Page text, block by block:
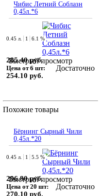
Чибис Летний Соблазн
0,45л.*6
Быстрый просмотр
0.45 л. 1 6.1 %
285.40 руб.
Цена от 6 шт:
254.10 руб.
Достаточно
Похожие товары
Бёрнинг Сырный Чили
0,45л.*20
Быстрый просмотр
0.45 л. 1 5.5 %
296.80 руб.
Цена от 20 шт:
270.10 руб.
Достаточно